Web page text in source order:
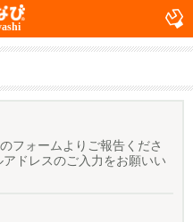
フォームよりご報告くださ
ドレスのご入力をお願いい